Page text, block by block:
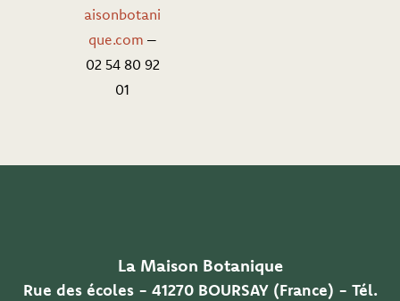
aisonbotani
que.com –
02 54 80 92
01
La Maison Botanique
Rue des écoles - 41270 BOURSAY (France) - Tél.